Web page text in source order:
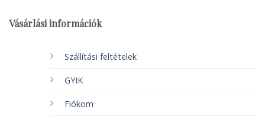
Vásárlási információk
Szállítási feltételek
GYIK
Fiókom